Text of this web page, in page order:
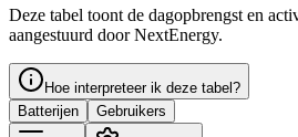
Deze tabel toont de dagopbrengst en
aangestuurd door NextEnergy.
Hoe interpreteer ik deze tabel?
Batterijen
Gebruikers